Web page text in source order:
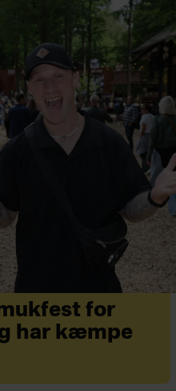
for
har kæmpe